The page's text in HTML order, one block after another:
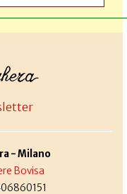
- Milano
Bovisa